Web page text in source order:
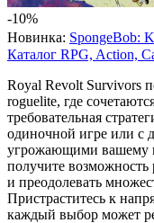
-10%
Новинка: SpongeBob:
Каталог RPG, Action,
Royal Revolt Survivors
roguelite, где
требовательная
одиночной игре или с
угрожающими вашему
получите
и преодолевать
Пристраститесь к
каждый выбор может